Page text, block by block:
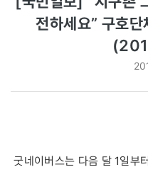
전하세요” 구호
굿네이버스는 다음 달 1일부